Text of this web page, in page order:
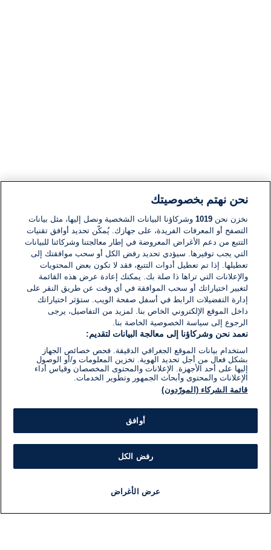
نحن نهتم بخصوصيتك
نخزن نحن1019 وشركاؤنا البيانات الشخصية ونصل إليها، مثل بيانات
التصفح أو المعرفات الفريدة، على جهازك. يُمكّن تحديد أوافق تقنيات
التتبع من دعم الأغراض المعروضة في إطار معالجتنا وشركائنا للبيانات
التي يجب توفيرها. سيؤدي تحديد رفض الكل أو سحب موافقتك إلى
تعطيلها. إذا تم تعطيل أدوات التتبع، فقد لا تكون بعض المحتويات
والإعلانات التي تراها ذا صلة بك. يمكنك إعادة عرض هذه القائمة
لتغيير اختياراتك أو سحب الموافقة في أي وقت عن طريق النقر على
إدارة التفضيلات الرابط في أسفل صفحة الويب. ستؤثر اختياراتك
داخل الموقع الإلكتروني الخاص بنا. لمزيد من التفاصيل، يرجى
الرجوع إلى سياسة الخصوصية الخاصة بنا.
نعمد نحن وشركاؤنا إلى معالجة البيانات لتقديم:
استخدام بيانات الموقع الجغرافي الدقيقة. فحص خصائص الجهاز
بشكل فعال من أجل تحديد الهوية. تخزين المعلومات و/أو الوصول
إليها على أحد الأجهزة. الإعلانات والمحتوى المخصصان وقياس أداء
الإعلانات والمحتوى وأبحاث الجمهور وتطوير الخدمات.
قائمة الشركاء (المورّدون)
أوافق
رفض الكل
عرض الأغراض